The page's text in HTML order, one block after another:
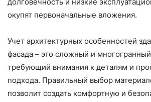
окупят первоначальные вложения.
Учет архитектурных особенностей
фасада – это сложный и
требующий внимания к деталям и
подхода. Правильный выбор
позволит создать комфортную и